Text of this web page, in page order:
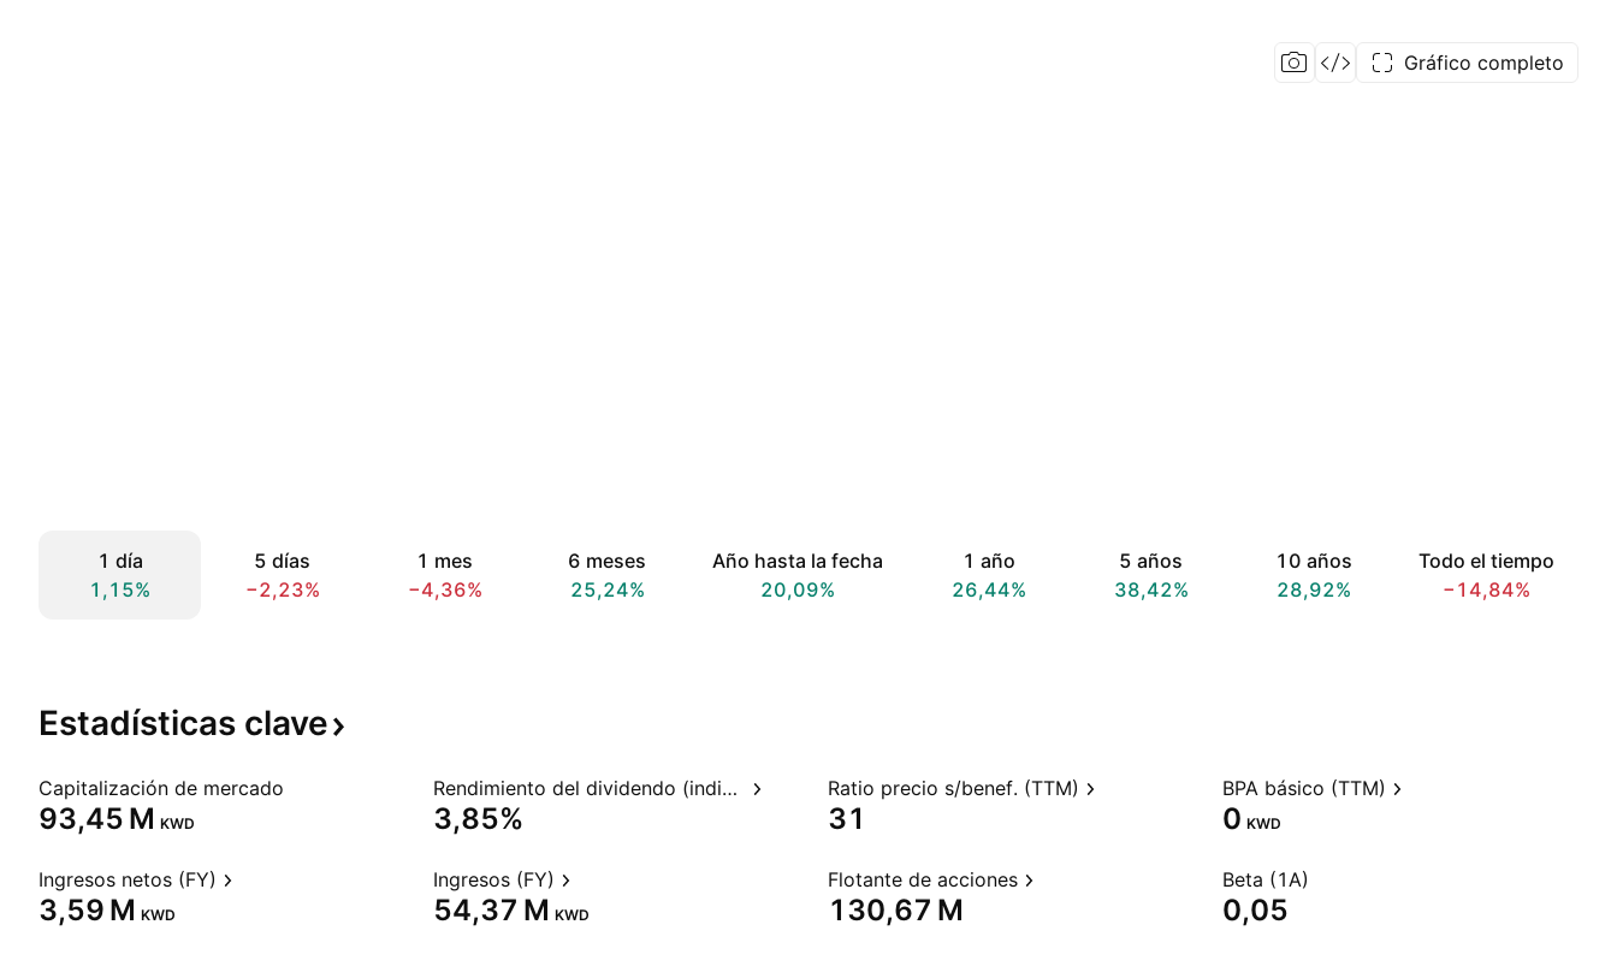
Gráfico completo
1 día
1,15%
5 días
−2,23%
1 mes
−4,36%
6 meses
25,24%
Año hasta la fecha
20,09%
1 año
26,44%
5 años
38,42%
10 años
28,92%
Todo el tiempo
−14,84%
Estadísticas clave
Capitalización de mercado
‪93,45 M‬ KWD
Rendimiento del dividendo (indicado)
3,85%
Ratio precio s/benef. (TTM)
31
BPA básico (TTM)
0 KWD
Ingresos netos (FY)
‪3,59 M‬ KWD
Ingresos (FY)
‪54,37 M‬ KWD
Flotante de acciones
‪130,67 M‬
Beta (1A)
0,05